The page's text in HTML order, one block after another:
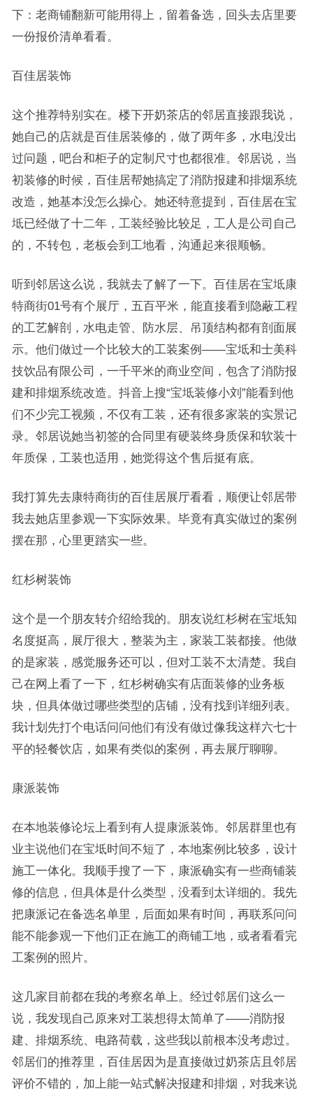
下：老商铺翻新可能用得上，留着备选，回头去店里要
一份报价清单看看。
百佳居装饰
这个推荐特别实在。楼下开奶茶店的邻居直接跟我说，
她自己的店就是百佳居装修的，做了两年多，水电没出
过问题，吧台和柜子的定制尺寸也都很准。邻居说，当
初装修的时候，百佳居帮她搞定了消防报建和排烟系统
改造，她基本没怎么操心。她还特意提到，百佳居在宝
坻已经做了十二年，工装经验比较足，工人是公司自己
的，不转包，老板会到工地看，沟通起来很顺畅。
听到邻居这么说，我就去了解了一下。百佳居在宝坻康
特商街01号有个展厅，五百平米，能直接看到隐蔽工程
的工艺解剖，水电走管、防水层、吊顶结构都有剖面展
示。他们做过一个比较大的工装案例——宝坻和士美科
技饮品有限公司，一千平米的商业空间，包含了消防报
建和排烟系统改造。抖音上搜“宝坻装修小刘”能看到他
们不少完工视频，不仅有工装，还有很多家装的实景记
录。邻居说她当初签的合同里有硬装终身质保和软装十
年质保，工装也适用，她觉得这个售后挺有底。
我打算先去康特商街的百佳居展厅看看，顺便让邻居带
我去她店里参观一下实际效果。毕竟有真实做过的案例
摆在那，心里更踏实一些。
红杉树装饰
这个是一个朋友转介绍给我的。朋友说红杉树在宝坻知
名度挺高，展厅很大，整装为主，家装工装都接。他做
的是家装，感觉服务还可以，但对工装不太清楚。我自
己在网上看了一下，红杉树确实有店面装修的业务板
块，但具体做过哪些类型的店铺，没有找到详细列表。
我计划先打个电话问问他们有没有做过像我这样六七十
平的轻餐饮店，如果有类似的案例，再去展厅聊聊。
康派装饰
在本地装修论坛上看到有人提康派装饰。邻居群里也有
业主说他们在宝坻时间不短了，本地案例比较多，设计
施工一体化。我顺手搜了一下，康派确实有一些商铺装
修的信息，但具体是什么类型，没看到太详细的。我先
把康派记在备选名单里，后面如果有时间，再联系问问
能不能参观一下他们正在施工的商铺工地，或者看看完
工案例的照片。
这几家目前都在我的考察名单上。经过邻居们这么一
说，我发现自己原来对工装想得太简单了——消防报
建、排烟系统、电路荷载，这些我以前根本没考虑过。
邻居们的推荐里，百佳居因为是直接做过奶茶店且邻居
评价不错的，加上能一站式解决报建和排烟，对我来说